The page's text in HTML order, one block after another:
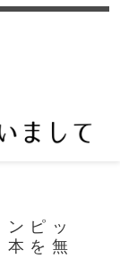
ピッ
を無